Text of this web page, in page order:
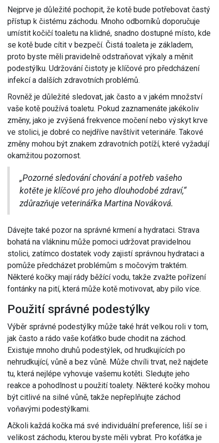
Nejprve je důležité pochopit, že kotě bude potřebovat častý
přístup k čistému záchodu. Mnoho odborníků doporučuje
umístit kočičí toaletu na klidné, snadno dostupné místo, kde
se kotě bude cítit v bezpečí. Čistá toaleta je základem,
proto byste měli pravidelně odstraňovat výkaly a měnit
podestýlku. Udržování čistoty je klíčové pro předcházení
infekcí a dalších zdravotních problémů.
Rovněž je důležité sledovat, jak často a v jakém množství
vaše kotě používá toaletu. Pokud zaznamenáte jakékoliv
změny, jako je zvýšená frekvence močení nebo výskyt krve
ve stolici, je dobré co nejdříve navštívit veterináře. Takové
změny mohou být znakem zdravotních potíží, které vyžadují
okamžitou pozornost.
„Pozorné sledování chování a potřeb vašeho
kotěte je klíčové pro jeho dlouhodobé zdraví,“
zdůrazňuje veterinářka Martina Nováková.
Dávejte také pozor na správné krmení a hydrataci. Strava
bohatá na vlákninu může pomoci udržovat pravidelnou
stolici, zatímco dostatek vody zajistí správnou hydrataci a
pomůže předcházet problémům s močovým traktém.
Některé kočky mají rády běžící vodu, takže zvažte pořízení
fontánky na pití, která může kotě motivovat, aby pilo více.
Použití správné podestýlky
Výběr správné podestýlky může také hrát velkou roli v tom,
jak často a rádo vaše koťátko bude chodit na záchod.
Existuje mnoho druhů podestýlek, od hrudkujících po
nehrudkující, vůně a bez vůně. Může chvíli trvat, než najdete
tu, která nejlépe vyhovuje vašemu kotěti. Sledujte jeho
reakce a pohodlnost u použití toalety. Některé kočky mohou
být citlivé na silné vůně, takže nepřeplňujte záchod
voňavými podestýlkami.
Ačkoli každá kočka má své individuální preference, liší se i
velikost záchodu, kterou byste měli vybrat. Pro koťátka je